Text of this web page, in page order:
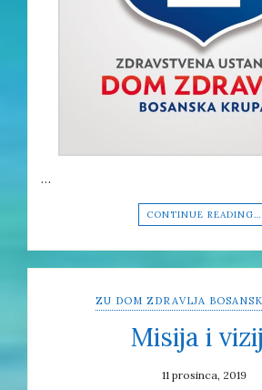
…
CONTINUE READING…
ZU DOM ZDRAVLJA
Misija i
11 prosinca, 2019